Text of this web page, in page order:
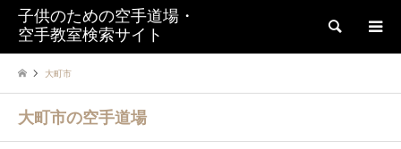
子供のための空手道場・
空手教室検索サイト
検索
大町市
大町市の空手道場